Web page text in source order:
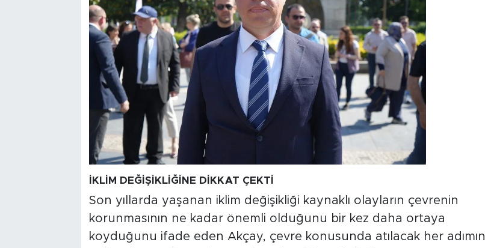
İKLİM DEĞİŞİKLİĞİNE DİKKAT ÇEKTİ
Son yıllarda yaşanan iklim değişikliği kaynaklı olayların çevrenin
korunmasının ne kadar önemli olduğunu bir kez daha ortaya
koyduğunu ifade eden Akçay, çevre konusunda atılacak her adımın